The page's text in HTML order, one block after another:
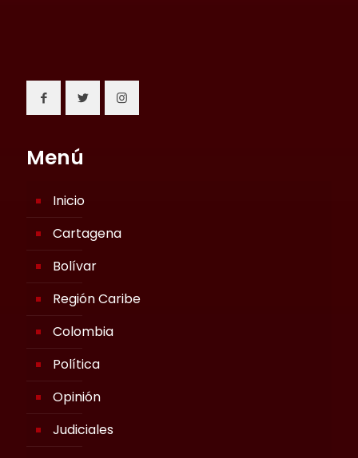
Menú
Inicio
Cartagena
Bolívar
Región Caribe
Colombia
Política
Opinión
Judiciales